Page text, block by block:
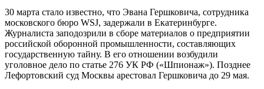
30 марта стало известно, что Эвана Гершковича, сотрудника
московского бюро WSJ, задержали в Екатеринбурге.
Журналиста заподозрили в сборе материалов о предприятии
российской оборонной промышленности, составляющих
государственную тайну. В его отношении возбудили
уголовное дело по статье 276 УК РФ («Шпионаж»). Позднее
Лефортовский суд Москвы арестовал Гершковича до 29 мая.